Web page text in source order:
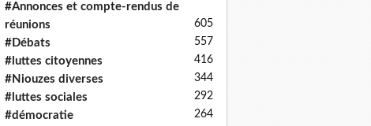
#Annonces et compte-rendus de
réunions
605
#Débats 557
#luttes citoyennes 416
#Niouzes diverses 344
#luttes sociales 292
#démocratie 264